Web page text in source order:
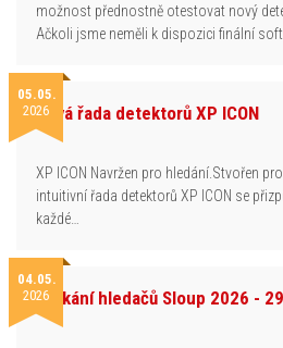
možnost přednostně otestovat nový
Ačkoli jsme neměli k dispozici finální
05.05.
2026Nová řada detektorů XP ICON
XP ICON Navržen pro hledání.Stvořen
intuitivní řada detektorů XP ICON se
každé…
04.05.
2026Setkání hledačů Sloup 2026 -